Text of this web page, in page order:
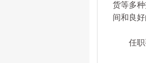
货等多
间和良好
任职